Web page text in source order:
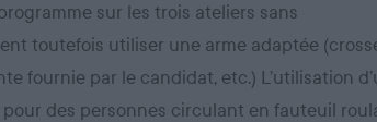
sur les trois ateliers sans
toutefois utiliser une arme adaptée
fournie par le candidat, etc.) L’utilisation
des personnes circulant en fauteuil